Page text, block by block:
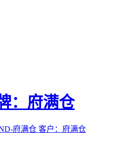
：府满仓
府满仓 客户：府满仓